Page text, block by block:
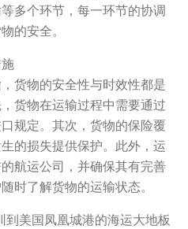
多个环节，每一环节的协调
的安全。
货物的安全性与时效性都是
货物在运输过程中需要通过
规定。其次，货物的保险覆
的损失提供保护。此外，运
航运公司，并确保其有完善
时了解货物的运输状态。
美国凤凰城港的海运大地板